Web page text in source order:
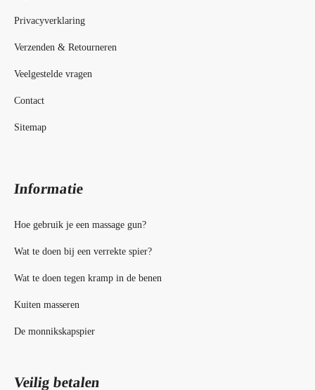
Privacyverklaring
Verzenden & Retourneren
Veelgestelde vragen
Contact
Sitemap
Informatie
Hoe gebruik je een massage gun?
Wat te doen bij een verrekte spier?
Wat te doen tegen kramp in de benen
Kuiten masseren
De monnikskapspier
Veilig betalen